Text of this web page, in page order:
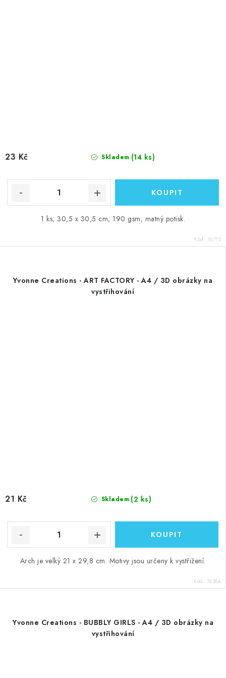
Skladem (14 ks)
23 Kč
1 ks; 30,5 x 30,5 cm; 190 gsm; matný potisk.
Kód: 76775
Yvonne Creations - ART FACTORY - A4 / 3D obrázky na
vystřihování
Skladem (2 ks)
21 Kč
Arch je velký 21 x 29,8 cm. Motivy jsou určeny k vystřižení.
Kód: 76384
Yvonne Creations - BUBBLY GIRLS - A4 / 3D obrázky na
vystřihování